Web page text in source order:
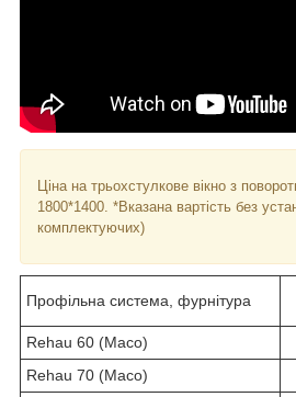
Ціна на трьохстулкове вікно з
1800*1400. *Вказана вартість без
комплектуючих)
Профільна система, фурнітура
Rehau 60 (Maco)
Rehau 70 (Maco)